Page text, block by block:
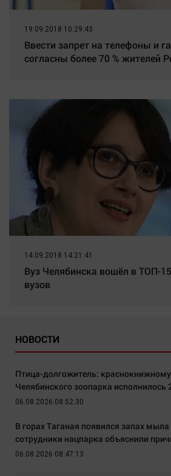
19.09.2018 10:29:43
Ввести запрет на телефоны и
согласны более 70 % жителей
14.09.2018 14:21:41
Вуз Челябинска вошёл в ТОП-
вузов
НОВОСТИ
Птица-долгожитель:
Челябинского зоопарка исполнилось
06.08.2026 08:52:30
В горах Таганая появился запах
сотрудники нацпарка объяснили
06.08.2026 08:47:13